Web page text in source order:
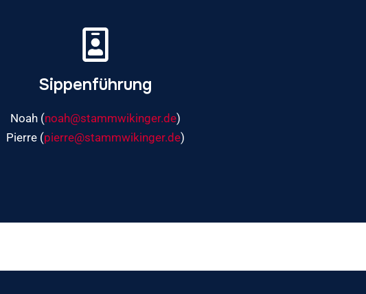
Sippenführung
Noah (noah@stammwikinger.de)
Pierre (pierre@stammwikinger.de)